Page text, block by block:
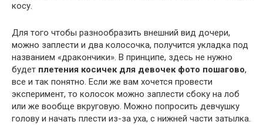
косу.
Для того чтобы разнообразить внешний вид дочери,
можно заплести и два колосочка, получится укладка под
названием «дракончики». В принципе, здесь не нужно
будет плетения косичек для девочек фото пошагово,
все и так понятно. Если же вам хочется провести
эксперимент, то колосок можно заплести сбоку на лоб
или же вообще вкруговую. Можно попросить девчушку
голову и начать плести из-за уха, с нижней части затылка.